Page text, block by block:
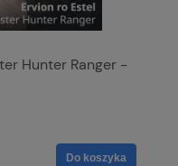
Hunter Ranger -
Do koszyka